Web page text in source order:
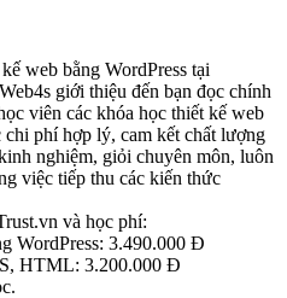
web bằng WordPress tại
giới thiệu đến bạn đọc chính
viên các khóa học thiết kế web
phí hợp lý, cam kết chất lượng
nghiệm, giỏi chuyên môn, luôn
việc tiếp thu các kiến thức
và học phí:
WordPress: 3.490.000 Đ
HTML: 3.200.000 Đ